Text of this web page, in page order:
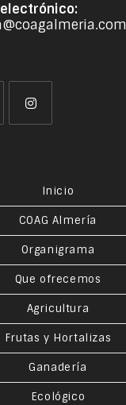
Inicio
COAG Almería
Organigrama
Que ofrecemos
Agricultura
Frutas y Hortalizas
Ganadería
Ecológico